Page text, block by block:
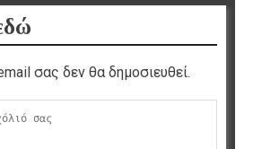
σας δεν θα δημοσιευθεί.